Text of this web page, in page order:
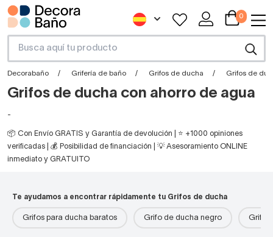
0
Decorabaño Grifería de baño Grifos de ducha Grifos de
Grifos de ducha con ahorro de agua
-
📦 Con Envío GRATIS y Garantía de devolución | ⭐ +1000 opiniones
verificadas | 💰 Posibilidad de financiación | 💡 Asesoramiento ONLINE
inmediato y GRATUITO
Te ayudamos a encontrar rápidamente tu Grifos de ducha
Grifos para ducha baratos Grifo de ducha negro Grifos